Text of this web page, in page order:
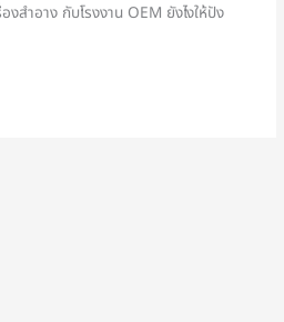
งสำอาง กับโรงงาน OEM ยังไงให้ปัง